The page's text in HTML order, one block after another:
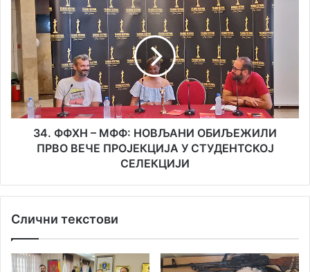
ФФХН
–
МФФ:
НОВЉАНИ
ОБИЉЕЖИЛИ
ПРВО
ВЕЧЕ
ПРОЈЕКЦИЈА
СТУДЕНТСКОЈ
34. ФФХН – МФФ: НОВЉАНИ ОБИЉЕЖИЛИ
ПРВО ВЕЧЕ ПРОЈЕКЦИЈА У СТУДЕНТСКОЈ
СЕЛЕКЦИЈИ
Слични текстови